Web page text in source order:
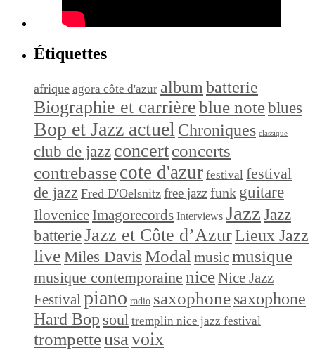
Étiquettes
afrique agora côte d'azur album batterie
Biographie et carrièreblue noteblues
Bop et Jazz actuel Chroniques classique
club de jazz concertconcerts
contrebassecote d'azur festival festival
de jazz Fred D'Oelsnitz free jazzfunk guitare
Ilovenice Imagorecords Interviews Jazz Jazz
batterieJazz et Côte d’AzurLieux Jazz
live Miles Davis Modal musicmusique
musique contemporaine niceNice Jazz
Festivalpiano radio saxophonesaxophone
Hard Bop soul tremplin nice jazz festival
trompetteusavoix